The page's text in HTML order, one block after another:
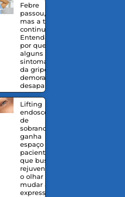
Febre
passou,
mas a tosse
continua?
Entenda
por que
alguns
sintomas
da gripe
demoram a
desaparecer
Lifting
endoscópico
de
sobrancelhas
ganha
espaço entre
pacientes
que buscam
rejuvenescer
o olhar sem
mudar a
expressão